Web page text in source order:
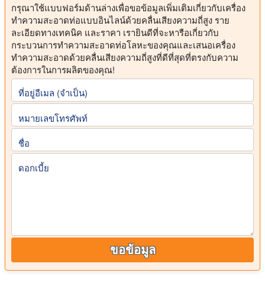
กรุณาใช้แบบฟอร์มด้านล่างเพื่อขอข้อมูลเพิ่มเติมเกี่ยวกับเครื่อง
ทำความสะอาดท่อแบบอินไลน์ด้วยคลื่นเสียงความถี่สูง ราย
ละเอียดทางเทคนิค และราคา เรายินดีที่จะหารือเกี่ยวกับ
กระบวนการทำความสะอาดท่อโลหะของคุณและเสนอเครื่อง
ทำความสะอาดด้วยคลื่นเสียงความถี่สูงที่ดีที่สุดที่ตรงกับความ
ต้องการในการผลิตของคุณ!
ที่อยู่อีเมล (จําเป็น)
หมายเลขโทรศัพท์
ชื่อ
ดอกเบี้ย
ขอข้อมูล